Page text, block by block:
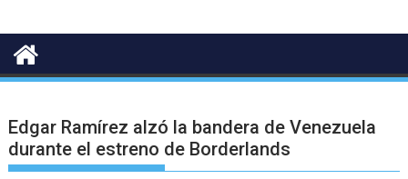
Edgar Ramírez alzó la bandera de Venezuela
durante el estreno de Borderlands